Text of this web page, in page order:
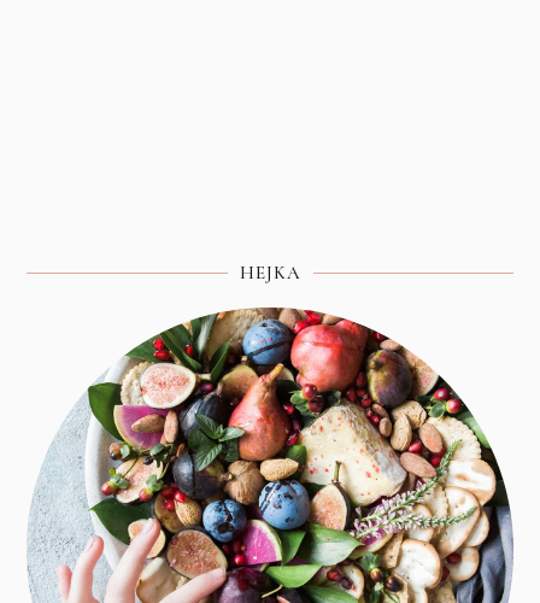
HEJKA